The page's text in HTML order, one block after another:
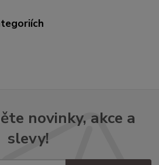
novinky, akce a
slevy!